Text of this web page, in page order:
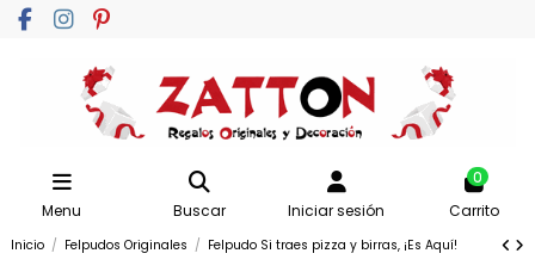
Menu Buscar Iniciar sesión
0
Carrito
Inicio Felpudos Originales Felpudo Si traes pizza y birras, ¡Es Aquí!